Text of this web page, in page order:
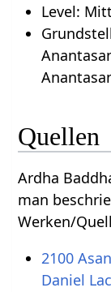
Level:
Quellen
Ardha
man
Werken/
2100
Daniel